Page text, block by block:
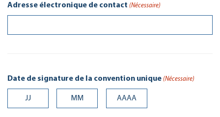
Adresse électronique de contact (Nécessaire)
Date de signature de la convention unique (Nécessaire)
Jour Mois Année